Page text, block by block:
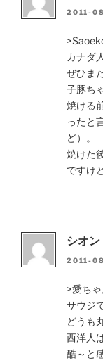
2011-
カナダ
ぜひま
子豚ち
焼ける
ったと
ど）。
焼けた
ですけ
シオン
2011-
>愛ちゃ
サウジ
どうも
西洋人
酷～と